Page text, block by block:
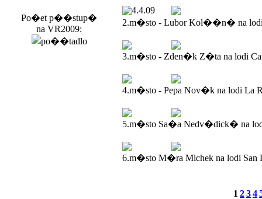
Po�et p��stup�
na VR2009:
4.4.09
2.m�sto - Lubor Kol��n� na
3.m�sto - Zden�k Z�ta na lodi
4.m�sto - Pepa Nov�k na lodi La
5.m�sto Sa�a Nedv�dick� na
6.m�sto M�ra Michek na lodi San
1 234